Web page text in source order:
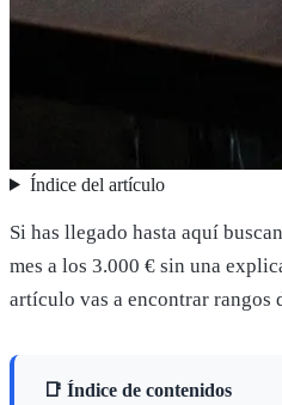
Índice del artículo
Si has llegado hasta aquí
mes a los 3.000 € sin una
artículo vas a encontrar rangos
📑 Índice de contenidos